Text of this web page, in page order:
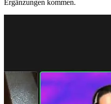
Ergänzungen kommen.